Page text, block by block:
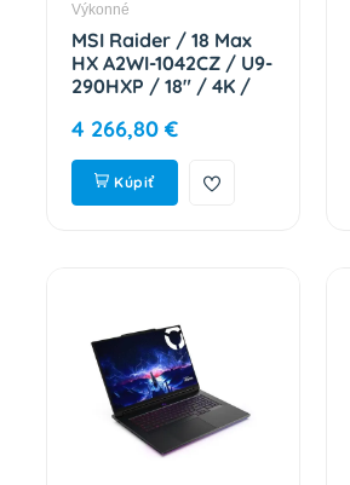
Výkonné
MSI Raider / 18 Max
HX A2WI-1042CZ / U9-
290HXP / 18" / 4K /
5080 / W11P / Black /
2R 9S7-182462-1042
4 266,80 €
Kúpiť